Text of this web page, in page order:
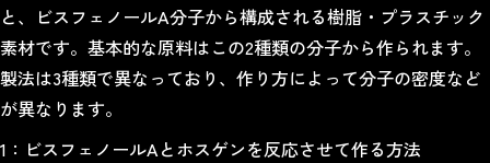
と、ビスフェノールA分子から構成される樹脂・プラスチック
素材です。基本的な原料はこの2種類の分子から作られます。
製法は3種類で異なっており、作り方によって分子の密度など
が異なります。
1：ビスフェノールAとホスゲンを反応させて作る方法